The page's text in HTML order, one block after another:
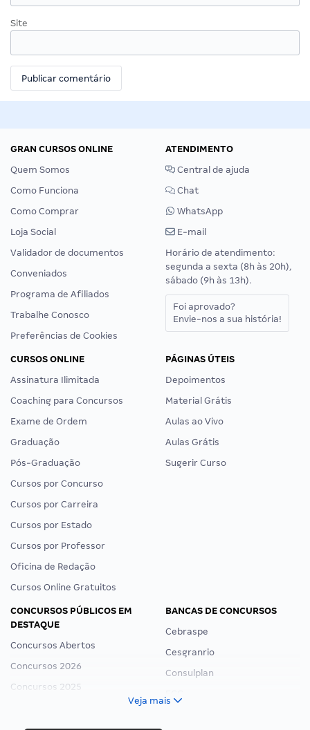
Site
GRAN CURSOS ONLINE
Quem Somos
Como Funciona
Como Comprar
Loja Social
Validador de documentos
Conveniados
Programa de Afiliados
Trabalhe Conosco
Preferências de Cookies
ATENDIMENTO
Central de ajuda
Chat
WhatsApp
E-mail
Horário de atendimento:
segunda a sexta (8h às 20h),
sábado (9h às 13h).
Foi aprovado?
Envie-nos a sua história!
CURSOS ONLINE
Assinatura Ilimitada
Coaching para Concursos
Exame de Ordem
Graduação
Pós-Graduação
Cursos por Concurso
Cursos por Carreira
Cursos por Estado
Cursos por Professor
Oficina de Redação
Cursos Online Gratuitos
PÁGINAS ÚTEIS
Depoimentos
Material Grátis
Aulas ao Vivo
Aulas Grátis
Sugerir Curso
CONCURSOS PÚBLICOS EM
DESTAQUE
Concursos Abertos
Concursos 2026
Concursos 2025
BANCAS DE CONCURSOS
Cebraspe
Cesgranrio
Consulplan
Veja mais